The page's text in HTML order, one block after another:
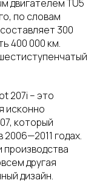
двигателем ТU5
по словам
300
400 000 км.
207i – это
исконно
который
годах.
производства
другая
дизайн.